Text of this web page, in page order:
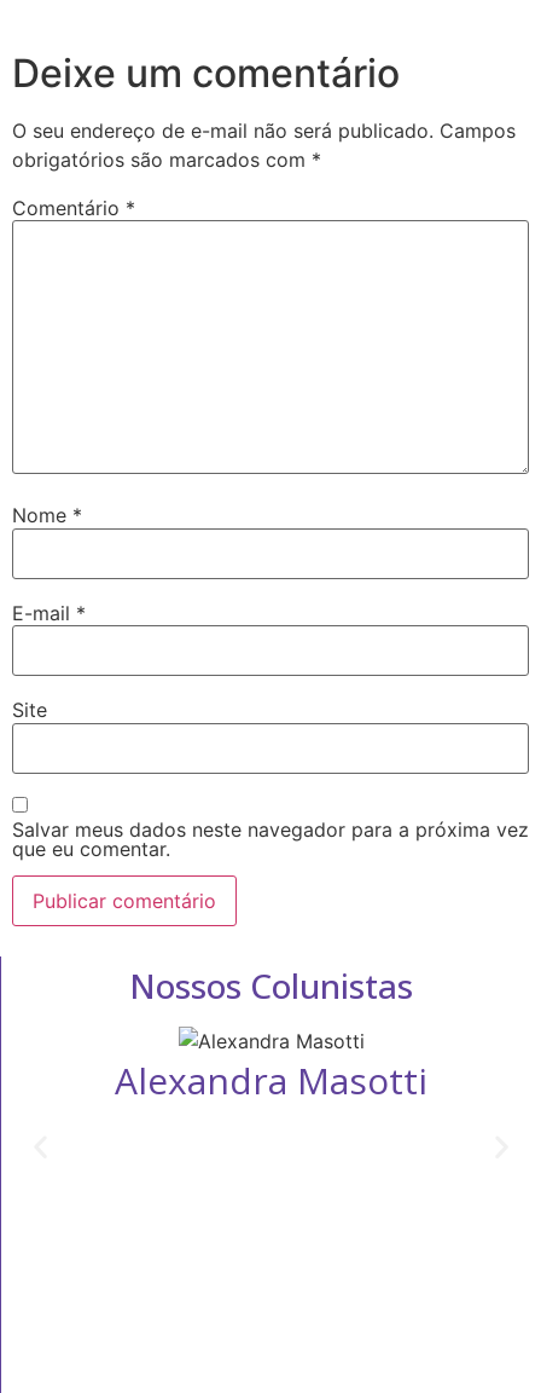
Deixe um comentário
O seu endereço de e-mail não será publicado. Campos
obrigatórios são marcados com *
Comentário *
Nome *
E-mail *
Site
Salvar meus dados neste navegador para a próxima vez
que eu comentar.
Nossos Colunistas
Alexandra Masotti